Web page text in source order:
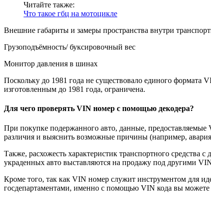
Читайте также:
Что такое гбц на мотоцикле
Внешние габариты и замеры пространства внутри
Грузоподъёмность/ буксировочный вес
Монитор давления в шинах
Поскольку до 1981 года не существовало единого
изготовленным до 1981 года, ограничена.
Для чего проверять VIN номер с помощью декодера?
При покупке подержанного авто, данные,
различия и выяснить возможные причины (например,
Также, расхожесть характеристик транспортного
украденных авто выставляются на продажу под другими
Кроме того, так как VIN номер служит инструментом для
госдепартаментами, именно с помощью VIN кода вы можете